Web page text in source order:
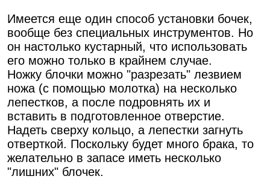
Имеется еще один способ установки бочек,
вообще без специальных инструментов. Но
он настолько кустарный, что использовать
его можно только в крайнем случае.
Ножку блочки можно "разрезать" лезвием
ножа (с помощью молотка) на несколько
лепестков, а после подровнять их и
вставить в подготовленное отверстие.
Надеть сверху кольцо, а лепестки загнуть
отверткой. Поскольку будет много брака, то
желательно в запасе иметь несколько
"лишних" блочек.